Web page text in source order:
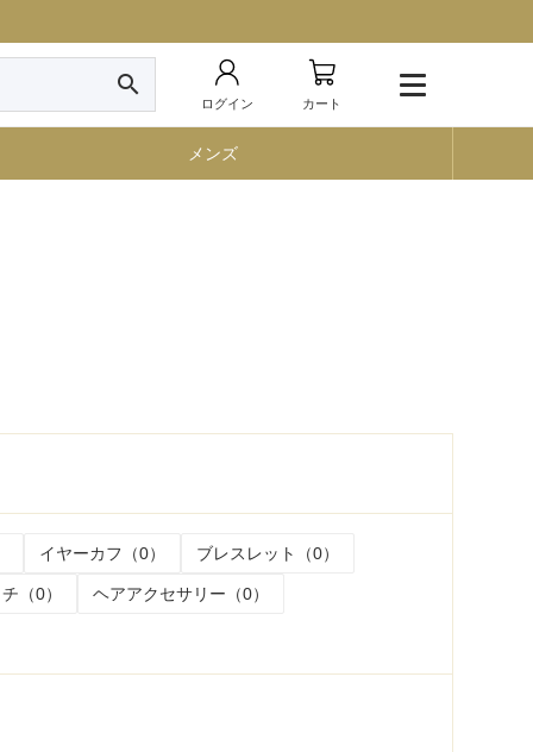
search
ログイン カート
メンズ
イヤーカフ（0） ブレスレット（0）
（0） ヘアアクセサリー（0）